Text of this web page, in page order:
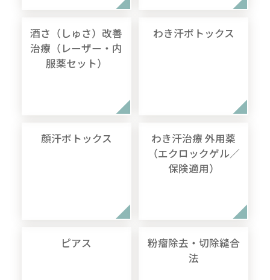
酒さ（しゅさ）改善
治療（レーザー・内
服薬セット）
わき汗ボトックス
顔汗ボトックス
わき汗治療 外用薬
（エクロックゲル／
保険適用）
ピアス
粉瘤除去・切除縫合
法